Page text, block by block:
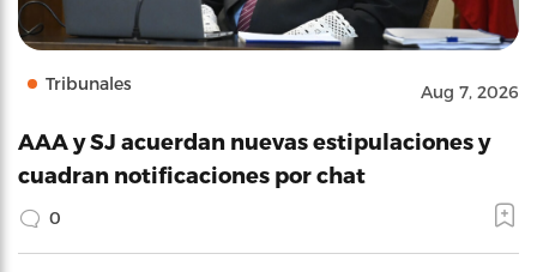
Tribunales Aug 7, 2026
AAA y SJ acuerdan nuevas estipulaciones y
cuadran notificaciones por chat
0